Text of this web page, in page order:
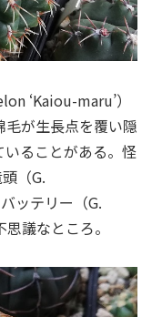
‘Kaiou-maru’）
が生長点を覆い隠
ることがある。怪
（G.
ッテリー（G.
議なところ。